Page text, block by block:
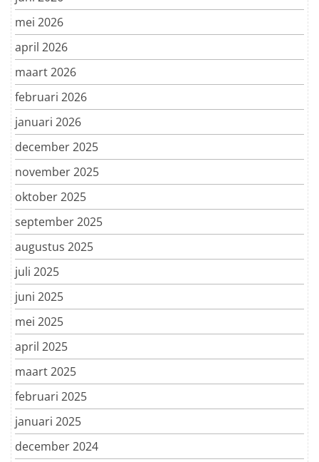
mei 2026
april 2026
maart 2026
februari 2026
januari 2026
december 2025
november 2025
oktober 2025
september 2025
augustus 2025
juli 2025
juni 2025
mei 2025
april 2025
maart 2025
februari 2025
januari 2025
december 2024